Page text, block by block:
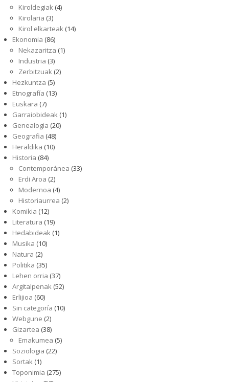
Kiroldegiak (4)
Kirolaria (3)
Kirol elkarteak (14)
Ekonomia (86)
Nekazaritza (1)
Industria (3)
Zerbitzuak (2)
Hezkuntza (5)
Etnografía (13)
Euskara (7)
Garraiobideak (1)
Genealogia (20)
Geografia (48)
Heraldika (10)
Historia (84)
Contemporánea (33)
Erdi Aroa (2)
Modernoa (4)
Historiaurrea (2)
Komikia (12)
Literatura (19)
Hedabideak (1)
Musika (10)
Natura (2)
Politika (35)
Lehen orria (37)
Argitalpenak (52)
Erlijioa (60)
Sin categoría (10)
Webgune (2)
Gizartea (38)
Emakumea (5)
Soziologia (22)
Sortak (1)
Toponimia (275)